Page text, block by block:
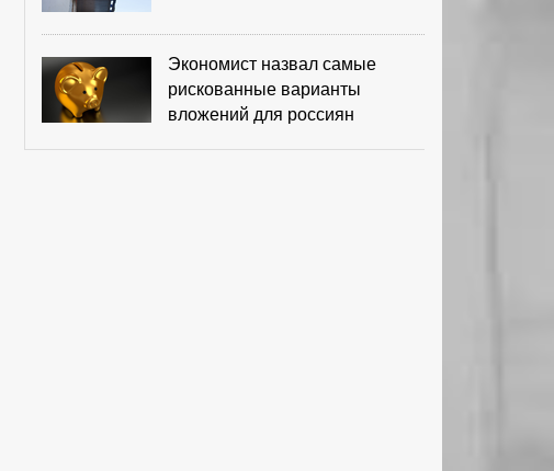
Экономист назвал самые
рискованные варианты
вложений для россиян